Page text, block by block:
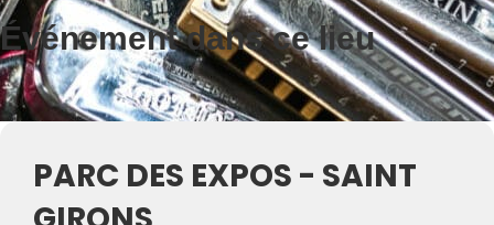
Événement dans ce lieu
PARC DES EXPOS - SAINT